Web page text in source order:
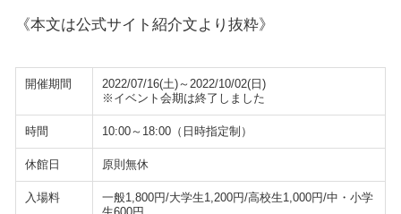
《本文は公式サイト紹介文より抜粋》
開催期間
2022/07/16(土)～2022/10/02(日)
※イベント会期は終了しました
時間 10:00～18:00（日時指定制）
休館日 原則無休
入場料
一般1,800円/大学生1,200円/高校生1,000円/中・小学